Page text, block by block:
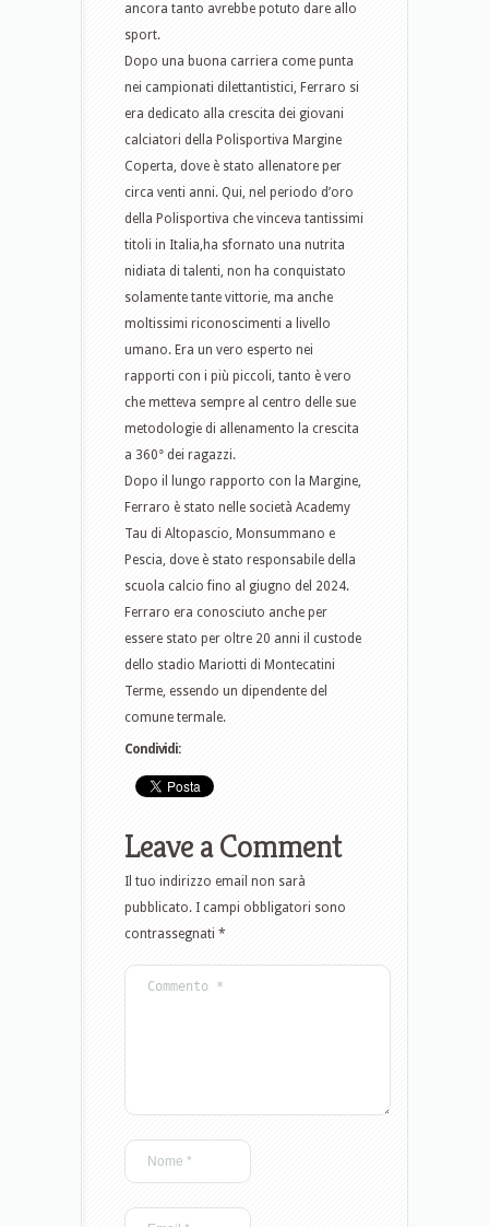
ancora tanto avrebbe potuto dare allo
sport.
Dopo una buona carriera come punta
nei campionati dilettantistici, Ferraro si
era dedicato alla crescita dei giovani
calciatori della Polisportiva Margine
Coperta, dove è stato allenatore per
circa venti anni. Qui, nel periodo d’oro
della Polisportiva che vinceva tantissimi
titoli in Italia,ha sfornato una nutrita
nidiata di talenti, non ha conquistato
solamente tante vittorie, ma anche
moltissimi riconoscimenti a livello
umano. Era un vero esperto nei
rapporti con i più piccoli, tanto è vero
che metteva sempre al centro delle sue
metodologie di allenamento la crescita
a 360° dei ragazzi.
Dopo il lungo rapporto con la Margine,
Ferraro è stato nelle società Academy
Tau di Altopascio, Monsummano e
Pescia, dove è stato responsabile della
scuola calcio fino al giugno del 2024.
Ferraro era conosciuto anche per
essere stato per oltre 20 anni il custode
dello stadio Mariotti di Montecatini
Terme, essendo un dipendente del
comune termale.
Condividi:
Leave a Comment
Il tuo indirizzo email non sarà
pubblicato. I campi obbligatori sono
contrassegnati *